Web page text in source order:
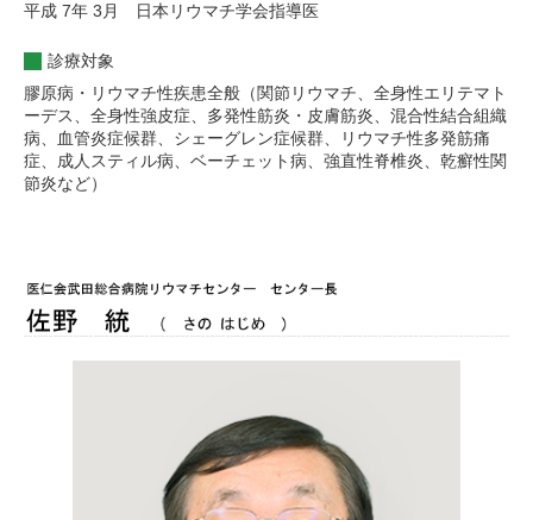
平成 7年 3月 日本リウマチ学会指導医
診療対象
膠原病・リウマチ性疾患全般（関節リウマチ、全身性エリテマト
ーデス、全身性強皮症、多発性筋炎・皮膚筋炎、混合性結合組織
病、血管炎症候群、シェーグレン症候群、リウマチ性多発筋痛
症、成人スティル病、ベーチェット病、強直性脊椎炎、乾癬性関
節炎など）